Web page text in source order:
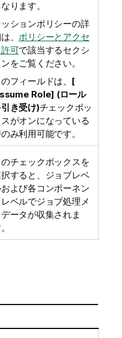
ります。
ションポリシーの詳
、ポリシーとアクセ
可で該当するセクシ
ンをご覧ください。
フィールドは、 [
Role] (ロール
き受け)チェックボッ
スがオンになっている
み利用可能です。
のチェックボックスを
すると、ジョブレベ
よび各コンポーネン
レベルでジョブ処理メ
データが収集されま